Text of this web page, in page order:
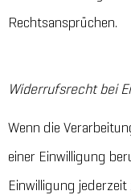
Rechtsansprüchen.
Widerrufsrecht bei
Wenn die
einer Einwilligung
Einwilligung